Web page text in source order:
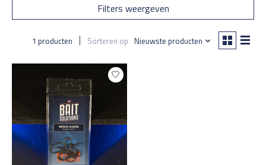
Filters weergeven
1 producten Sorteren op Nieuwste producten